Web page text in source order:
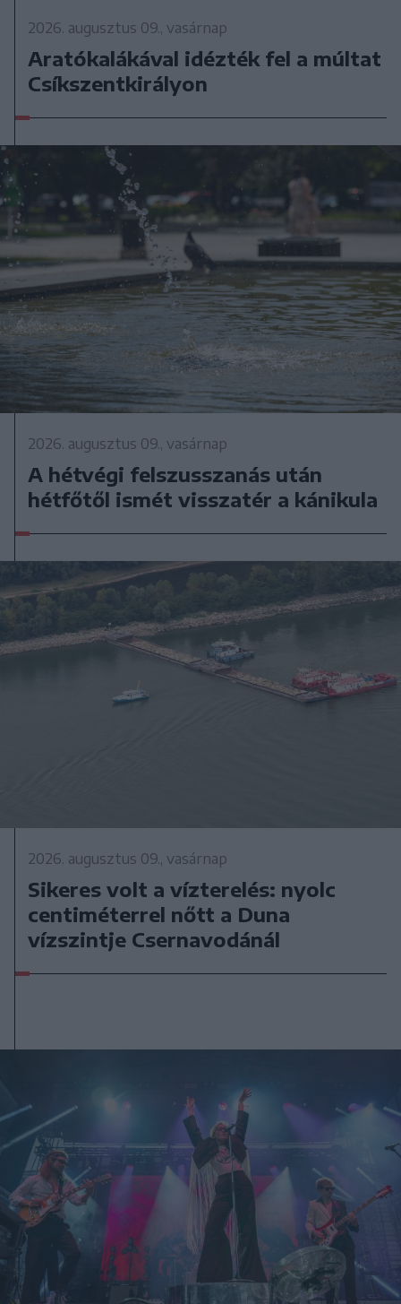
2026. augusztus 09., vasárnap
Aratókalákával idézték fel a múltat
Csíkszentkirályon
2026. augusztus 09., vasárnap
A hétvégi felszusszanás után
hétfőtől ismét visszatér a kánikula
2026. augusztus 09., vasárnap
Sikeres volt a vízterelés: nyolc
centiméterrel nőtt a Duna
vízszintje Csernavodánál